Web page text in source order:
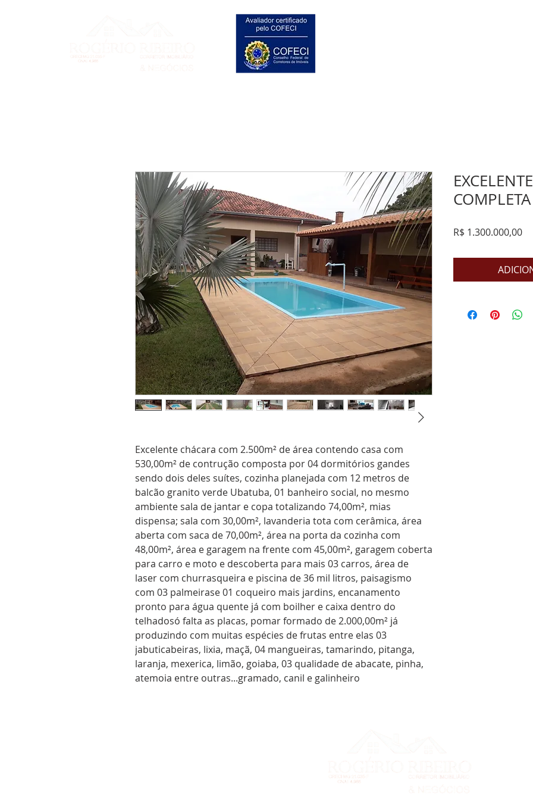
Excelente chácara com 2.500m² de área contendo casa com
530,00m² de contrução composta por 04 dormitórios gandes
sendo dois deles suítes, cozinha planejada com 12 metros de
balcão granito verde Ubatuba, 01 banheiro social, no mesmo
ambiente sala de jantar e copa totalizando 74,00m², mias
dispensa; sala com 30,00m², lavanderia tota com cerâmica, área
aberta com saca de 70,00m², área na porta da cozinha com
48,00m², área e garagem na frente com 45,00m², garagem coberta
para carro e moto e descoberta para mais 03 carros, área de
laser com churrasqueira e piscina de 36 mil litros, paisagismo
com 03 palmeirase 01 coqueiro mais jardins, encanamento
pronto para água quente já com boilher e caixa dentro do
telhadosó falta as placas, pomar formado de 2.000,00m² já
produzindo com muitas espécies de frutas entre elas 03
jabuticabeiras, lixia, maçã, 04 mangueiras, tamarindo, pitanga,
laranja, mexerica, limão, goiaba, 03 qualidade de abacate, pinha,
atemoia entre outras...gramado, canil e galinheiro
COMPLETA
R$ 1.300.000,00